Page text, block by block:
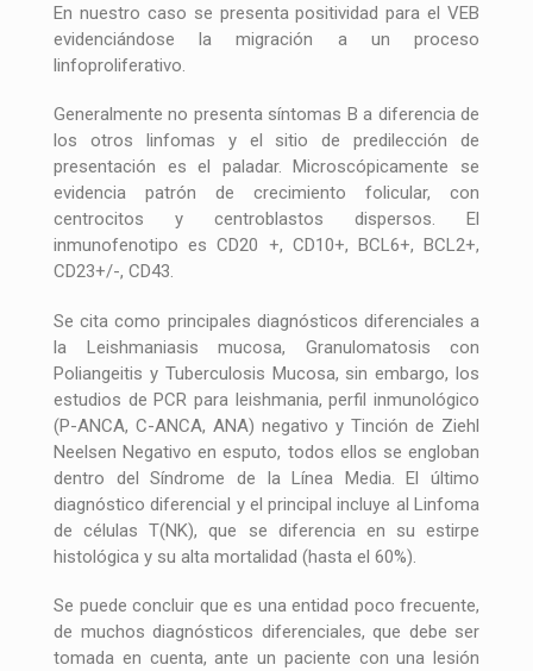
En nuestro caso se presenta positividad para el VEB
evidenciándose la migración a un proceso
linfoproliferativo.
Generalmente no presenta síntomas B a diferencia de
los otros linfomas y el sitio de predilección de
presentación es el paladar. Microscópicamente se
evidencia patrón de crecimiento folicular, con
centrocitos y centroblastos dispersos. El
inmunofenotipo es CD20 +, CD10+, BCL6+, BCL2+,
CD23+/-, CD43.
Se cita como principales diagnósticos diferenciales a
la Leishmaniasis mucosa, Granulomatosis con
Poliangeitis y Tuberculosis Mucosa, sin embargo, los
estudios de PCR para leishmania, perfil inmunológico
(P-ANCA, C-ANCA, ANA) negativo y Tinción de Ziehl
Neelsen Negativo en esputo, todos ellos se engloban
dentro del Síndrome de la Línea Media. El último
diagnóstico diferencial y el principal incluye al Linfoma
de células T(NK), que se diferencia en su estirpe
histológica y su alta mortalidad (hasta el 60%).
Se puede concluir que es una entidad poco frecuente,
de muchos diagnósticos diferenciales, que debe ser
tomada en cuenta, ante un paciente con una lesión